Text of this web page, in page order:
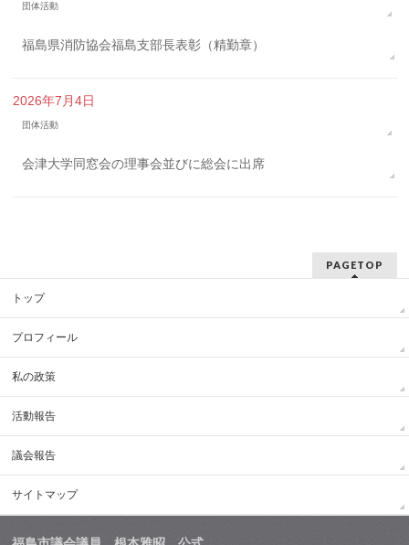
団体活動
福島県消防協会福島支部長表彰（精勤章）
2026年7月4日
団体活動
会津大学同窓会の理事会並びに総会に出席
PAGETOP
トップ
プロフィール
私の政策
活動報告
議会報告
サイトマップ